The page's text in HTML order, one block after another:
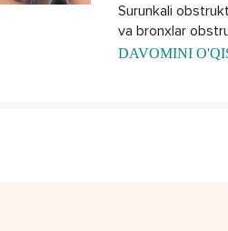
Surunkali
va bronxlar
DAVOMINI